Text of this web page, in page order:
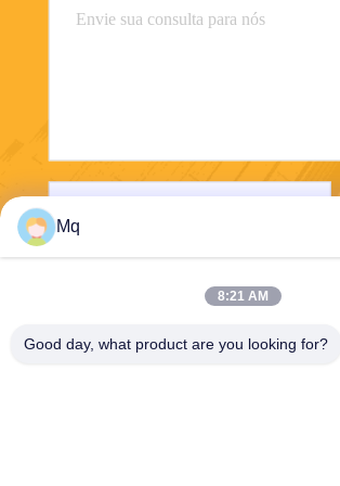
Mq
8:21 AM
Good day, what product are you looking for?